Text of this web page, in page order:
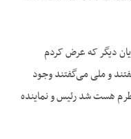
دیگر که عرض کردم
و ملی می‌گفتند وجود
مصدق به زودی از سال ۱۳۲۴ خاطرم هست شد رئیس و نماینده